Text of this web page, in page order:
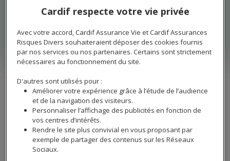
Économisez jusqu'à 10 000 €
sur votre assurance de prêt immobilier
Je découvre mon tarif !
Sommaire
La pratique de certains sports comporte un risque
supplémentaire d’accident. Il est donc important de le
Cardif respecte votre vie privée
Avec votre accord, Cardif Assurance Vie et Cardif Assurances
Risques Divers souhaiteraient déposer des cookies fournis
par nos services ou nos partenaires. Certains sont strictement
nécessaires au fonctionnement du site.
D'autres sont utilisés pour :
Améliorer votre expérience grâce à l’étude de l’audience
et de la navigation des visiteurs.
Personnaliser l’affichage des publicités en fonction de
vos centres d’intérêts.
Rendre le site plus convivial en vous proposant par
exemple de partager des contenus sur les Réseaux
Sociaux.